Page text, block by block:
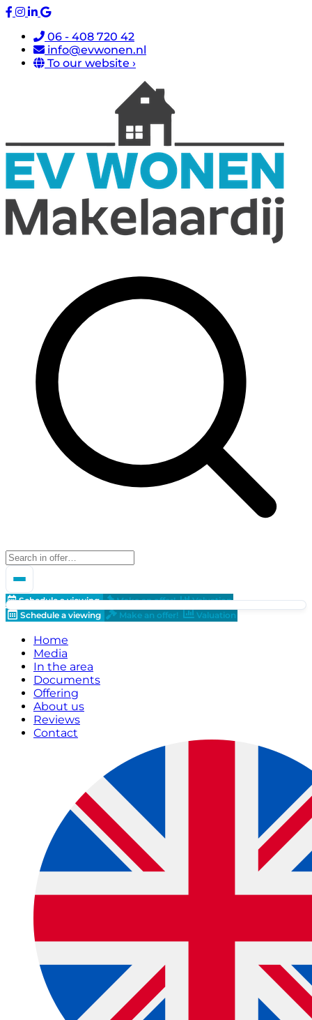
06 - 408 720 42
info@evwonen.nl
To our website ›
Schedule a viewing Make an offer!
Valuation
Schedule a viewing
Make an offer! Valuation
Home
Media
In the area
Documents
Offering
About us
Reviews
Contact